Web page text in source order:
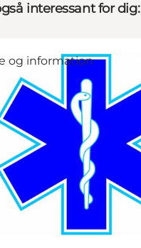
interessant for dig:
og information